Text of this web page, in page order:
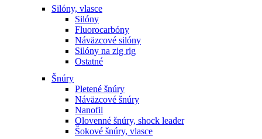
Silóny, vlasce
Silóny
Fluorocarbóny
Náväzcové silóny
Silóny na zig rig
Ostatné
Šnúry
Pletené šnúry
Náväzcové šnúry
Nanofil
Olovenné šnúry, shock leader
Šokové šnúry, vlasce